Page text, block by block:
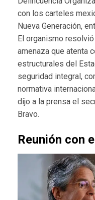
con los carteles
Nueva Generación,
El organismo
amenaza que atenta
estructurales del
seguridad integral,
normativa
dijo a la prensa el
Bravo.
Reunión con